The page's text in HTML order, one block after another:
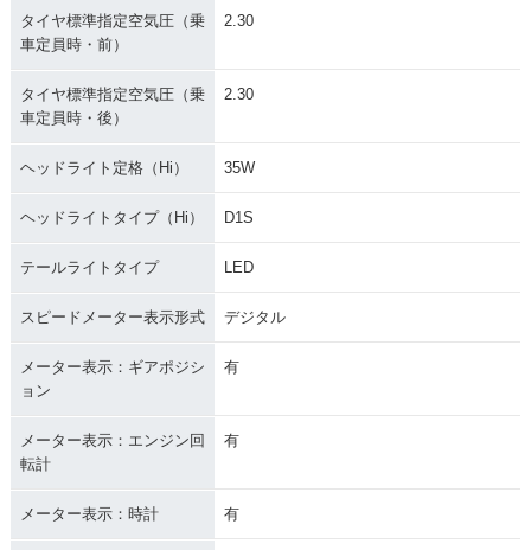
タイヤ標準指定空気圧（乗
車定員時・前）
2.30
タイヤ標準指定空気圧（乗
車定員時・後）
2.30
ヘッドライト定格（Hi） 35W
ヘッドライトタイプ（Hi） D1S
テールライトタイプ LED
スピードメーター表示形式 デジタル
メーター表示：ギアポジシ
ョン
有
メーター表示：エンジン回
転計
有
メーター表示：時計 有